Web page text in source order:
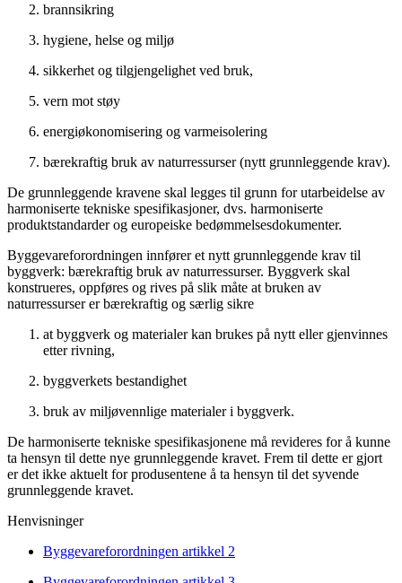
brannsikring
hygiene, helse og miljø
sikkerhet og tilgjengelighet ved bruk,
vern mot støy
energiøkonomisering og varmeisolering
bærekraftig bruk av naturressurser (nytt grunnleggende krav).
De grunnleggende kravene skal legges til grunn for utarbeidelse av
harmoniserte tekniske spesifikasjoner, dvs. harmoniserte
produktstandarder og europeiske bedømmelsesdokumenter.
Byggevareforordningen innfører et nytt grunnleggende krav til
byggverk: bærekraftig bruk av naturressurser. Byggverk skal
konstrueres, oppføres og rives på slik måte at bruken av
naturressurser er bærekraftig og særlig sikre
at byggverk og materialer kan brukes på nytt eller gjenvinnes
etter rivning,
byggverkets bestandighet
bruk av miljøvennlige materialer i byggverk.
De harmoniserte tekniske spesifikasjonene må revideres for å kunne
ta hensyn til dette nye grunnleggende kravet. Frem til dette er gjort
er det ikke aktuelt for produsentene å ta hensyn til det syvende
grunnleggende kravet.
Henvisninger
Byggevareforordningen artikkel 2